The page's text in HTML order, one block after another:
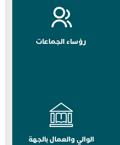
رؤساء الجماعات
الوالي والعمال بالجهة